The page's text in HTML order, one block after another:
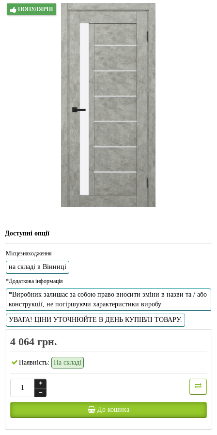
ПОПУЛЯРНІ
Доступні опції
Місцезнаходження
на складі в Вінниці
*Додаткова інформація
*Виробник залишає за собою право вносити зміни в назви та / або
конструкції, не погіршуючи характеристики виробу
УВАГА! ЦІНИ УТОЧНЮЙТЕ В ДЕНЬ КУПІВЛІ ТОВАРУ.
4 064 грн.
Наявність: На складі
До кошика